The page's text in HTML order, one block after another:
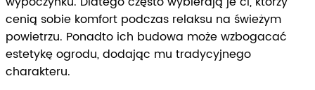
cenią sobie komfort podczas relaksu na świeżym
powietrzu. Ponadto ich budowa może wzbogacać
estetykę ogrodu, dodając mu tradycyjnego
charakteru.